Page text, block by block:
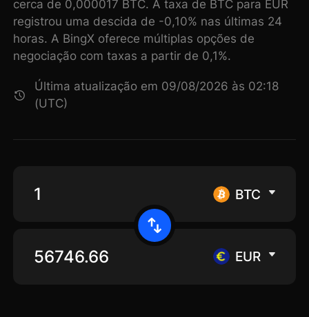
cerca de 0,000017 BTC. A taxa de BTC para EUR
registrou uma descida de -0,10% nas últimas 24
horas. A BingX oferece múltiplas opções de
negociação com taxas a partir de 0,1%.
Última atualização em 09/08/2026 às 02:18
(UTC)
BTC
EUR